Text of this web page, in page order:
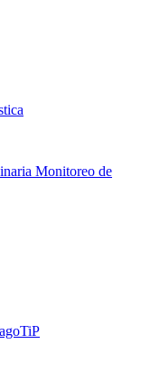
Monitoreo de